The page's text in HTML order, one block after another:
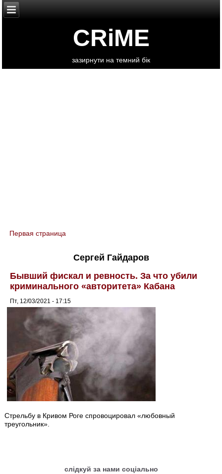
CRiME
зазирнути на темний бік
You are here
Первая страница
Сергей Гайдаров
Бывший фискал и ревность. За что убили
криминального «авторитета» Кабана
Пт, 12/03/2021 - 17:15
Стрельбу в Кривом Роге спровоцировал «любовный
треугольник».
слідкуй за нами соціально